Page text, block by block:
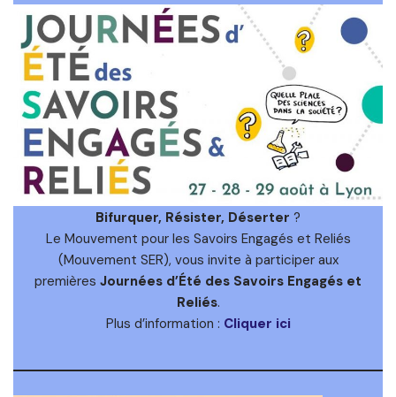
Bifurquer, Résister, Déserter ?
Le Mouvement pour les Savoirs Engagés et Reliés
(Mouvement SER), vous invite à participer aux
premières Journées d’Été des Savoirs Engagés et
Reliés.
Plus d’information : Cliquer ici